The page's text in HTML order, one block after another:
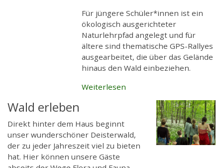
Für jüngere Schüler*innen ist ein
ökologisch ausgerichteter
Naturlehrpfad angelegt und für
ältere sind thematische GPS-Rallyes
ausgearbeitet, die über das Gelände
hinaus den Wald einbeziehen.
Weiterlesen
Wald erleben
Direkt hinter dem Haus beginnt
unser wunderschöner Deisterwald,
der zu jeder Jahreszeit viel zu bieten
hat. Hier können unsere Gäste